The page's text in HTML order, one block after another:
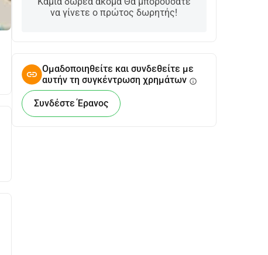
να γίνετε ο πρώτος δωρητής!
Ομαδοποιηθείτε και συνδεθείτε με
αυτήν τη συγκέντρωση χρημάτων info
Συνδέστε Έρανος